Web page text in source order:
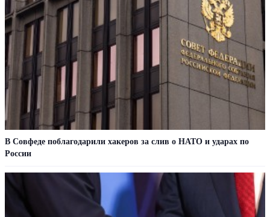
В Совфеде поблагодарили хакеров за слив о НАТО и ударах по
России